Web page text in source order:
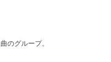
のグループ。